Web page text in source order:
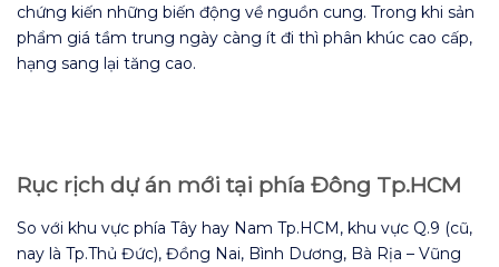
chứng kiến những biến động về nguồn cung. Trong khi sản
phẩm giá tầm trung ngày càng ít đi thì phân khúc cao cấp,
hạng sang lại tăng cao.
Rục rịch dự án mới tại phía Đông Tp.HCM
So với khu vực phía Tây hay Nam Tp.HCM, khu vực Q.9 (cũ,
nay là Tp.Thủ Đức), Đồng Nai, Bình Dương, Bà Rịa – Vũng